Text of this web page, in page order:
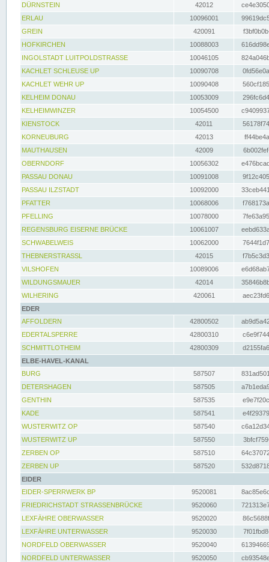
DÜRNSTEIN
42012
ERLAU
10096001
GREIN
420091
HOFKIRCHEN
10088003
INGOLSTADT LUITPOLDSTRASSE
10046105
KACHLET SCHLEUSE UP
10090708
KACHLET WEHR UP
10090408
KELHEIM DONAU
10053009
KELHEIMWINZER
10054500
KIENSTOCK
42011
KORNEUBURG
42013
MAUTHAUSEN
42009
OBERNDORF
10056302
PASSAU DONAU
10091008
PASSAU ILZSTADT
10092000
PFATTER
10068006
PFELLING
10078000
REGENSBURG EISERNE BRÜCKE
10061007
SCHWABELWEIS
10062000
THEBNERSTRASSL
42015
VILSHOFEN
10089006
WILDUNGSMAUER
42014
WILHERING
420061
EDER
AFFOLDERN
42800502
EDERTALSPERRE
42800310
SCHMITTLOTHEIM
42800309
ELBE-HAVEL-KANAL
BURG
587507
DETERSHAGEN
587505
GENTHIN
587535
KADE
587541
WUSTERWITZ OP
587540
WUSTERWITZ UP
587550
ZERBEN OP
587510
ZERBEN UP
587520
EIDER
EIDER-SPERRWERK BP
9520081
FRIEDRICHSTADT STRASSENBRÜCKE
9520060
LEXFÄHRE OBERWASSER
9520020
LEXFÄHRE UNTERWASSER
9520030
NORDFELD OBERWASSER
9520040
NORDFELD UNTERWASSER
9520050